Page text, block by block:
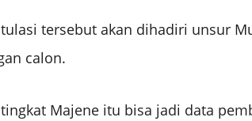
tersebut akan dihadiri unsur
calon.
Majene itu bisa jadi data